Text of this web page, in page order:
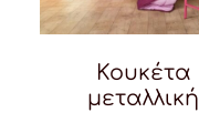
Κουκέτα
μεταλλική